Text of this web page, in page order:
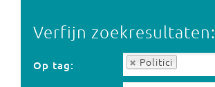
Verfijn zoekresultaten:
Op tag: Politici
Op tag: